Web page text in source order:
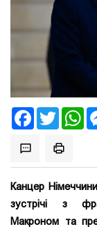
FacebookTwitter
Канцер
зустрічі з
Макроном та